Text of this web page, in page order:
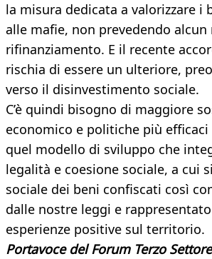
la misura dedicata a valorizzare i
alle mafie, non prevedendo alcun
rifinanziamento. E il recente
rischia di essere un ulteriore,
verso il disinvestimento sociale.
C’è quindi bisogno di maggiore
economico e politiche più efficaci
quel modello di sviluppo che
legalità e coesione sociale, a cui
sociale dei beni confiscati così
dalle nostre leggi e
esperienze positive sul territorio.
Portavoce del Forum Terzo Settore